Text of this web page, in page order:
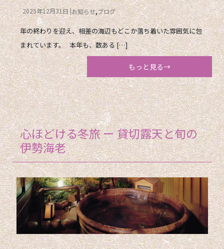
2025年12月31日 お知らせ ブログ
年の終わりを迎え、相差の海辺もどこか落ち着いた雰囲気に包
まれています。 本年も、数ある […]
もっと見る→
心ほどける冬旅 ー 貸切露天と旬の
伊勢海老